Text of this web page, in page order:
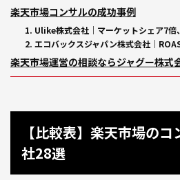
楽天市場コンサルの成功事例
1. Ulike株式会社｜マーケットシェア7倍
2. エコバックスジャパン株式会社｜
楽天市場運営の相談ならジャグー株式
【比較表】楽天市場の
社28選